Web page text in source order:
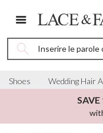
Inserire le parole
Shoes Wedding Hair